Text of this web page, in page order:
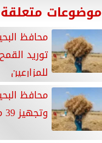
موضوعات متعلقة
محافظ
توريد
للمزارعين
وتجهيز 39 موقعًا لاستلام المحصول